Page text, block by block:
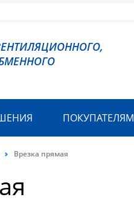
ПОКУПАТЕЛЯМ
Врезка прямая